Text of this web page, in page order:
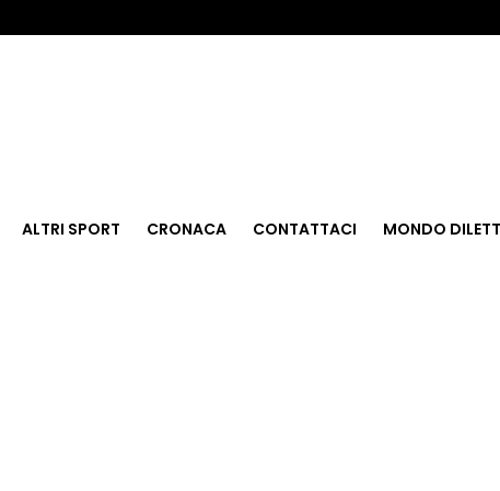
ALTRI SPORT CRONACA CONTATTACI MONDO